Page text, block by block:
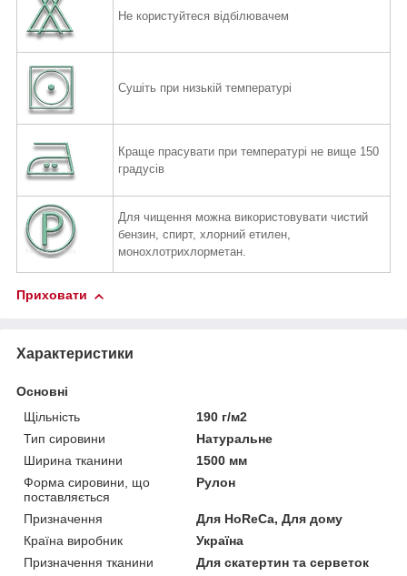
Не користуйтеся відбілювачем
Сушіть при низькій температурі
Краще прасувати при температурі не вище 150
градусів
Для чищення можна використовувати чистий
бензин, спирт, хлорний етилен,
монохлотрихлорметан.
Приховати
Характеристики
Основні
Щільність
190 г/м2
Тип сировини
Натуральне
Ширина тканини
1500 мм
Форма сировини, що
поставляється
Рулон
Призначення
Для HoReCa, Для дому
Країна виробник
Україна
Призначення тканини
Для скатертин та серветок